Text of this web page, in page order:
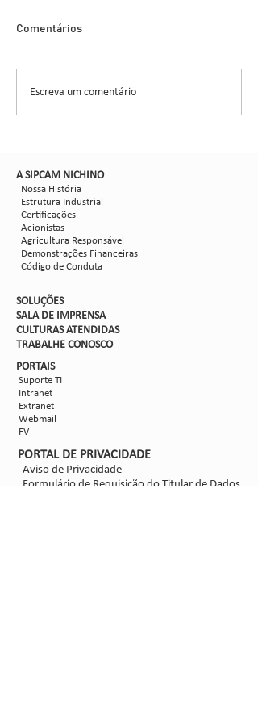
Nova safra de milho:
como mitigar as perdas
Comentários
Escreva um comentário
​A SIPCAM NICHINO
Nossa História
Estrutura Industrial
Certificações
Acionistas
Agricultura Responsável
Demonstrações Financeiras
Código de Conduta
SOLUÇÕES
SALA DE IMPRENSA
CULTURAS ATENDIDAS
TRABALHE CONOSCO
PORTAIS
Suporte TI
Intranet
Extranet
Webmail
FV
PORTAL DE PRIVACIDADE
Aviso de Privacidade
Formulário de Requisição do Titular de Dados